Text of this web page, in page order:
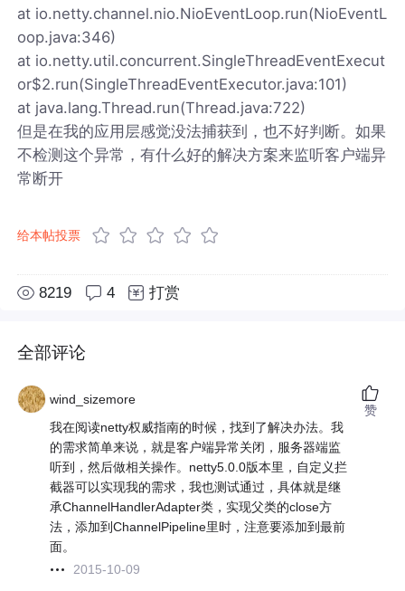
at io.netty.channel.nio.NioEventLoop.run(NioEventL
oop.java:346)
at io.netty.util.concurrent.SingleThreadEventExecut
or$2.run(SingleThreadEventExecutor.java:101)
at java.lang.Thread.run(Thread.java:722)
但是在我的应用层感觉没法捕获到，也不好判断。如果
不检测这个异常，有什么好的解决方案来监听客户端异
常断开
给本帖投票
8219 4 打赏
全部评论
wind_sizemore
我在阅读netty权威指南的时候，找到了解决办法。我
的需求简单来说，就是客户端异常关闭，服务器端监
听到，然后做相关操作。netty5.0.0版本里，自定义拦
截器可以实现我的需求，我也测试通过，具体就是继
承ChannelHandlerAdapter类，实现父类的close方
法，添加到ChannelPipeline里时，注意要添加到最前
面。
2015-10-09
赞